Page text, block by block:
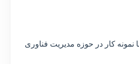
نمونه کار در حوزه مدیریت فناوری